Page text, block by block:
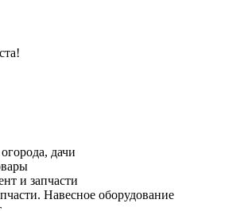
дачи
и запчасти
Навесное оборудование